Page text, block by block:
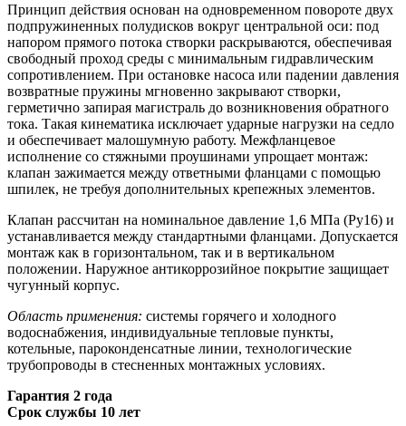
Принцип действия основан на одновременном повороте двух
подпружиненных полудисков вокруг центральной оси: под
напором прямого потока створки раскрываются, обеспечивая
свободный проход среды с минимальным гидравлическим
сопротивлением. При остановке насоса или падении давления
возвратные пружины мгновенно закрывают створки,
герметично запирая магистраль до возникновения обратного
тока. Такая кинематика исключает ударные нагрузки на седло
и обеспечивает малошумную работу. Межфланцевое
исполнение со стяжными проушинами упрощает монтаж:
клапан зажимается между ответными фланцами с помощью
шпилек, не требуя дополнительных крепежных элементов.
Клапан рассчитан на номинальное давление 1,6 МПа (Ру16) и
устанавливается между стандартными фланцами. Допускается
монтаж как в горизонтальном, так и в вертикальном
положении. Наружное антикоррозийное покрытие защищает
чугунный корпус.
Область применения: системы горячего и холодного
водоснабжения, индивидуальные тепловые пункты,
котельные, пароконденсатные линии, технологические
трубопроводы в стесненных монтажных условиях.
Гарантия 2 года
Срок службы 10 лет